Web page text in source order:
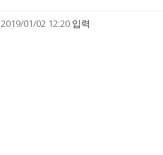
2019/01/02 12:20 입력